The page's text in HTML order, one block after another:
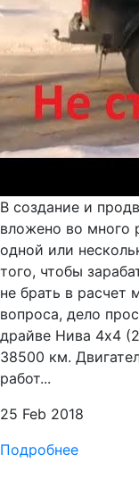
В создание и
вложено во много
одной или
того, чтобы
не брать в расчет
вопроса, дело
драйве Нива 4х4
38500 км.
работ...
25 Feb 2018
Подробнее